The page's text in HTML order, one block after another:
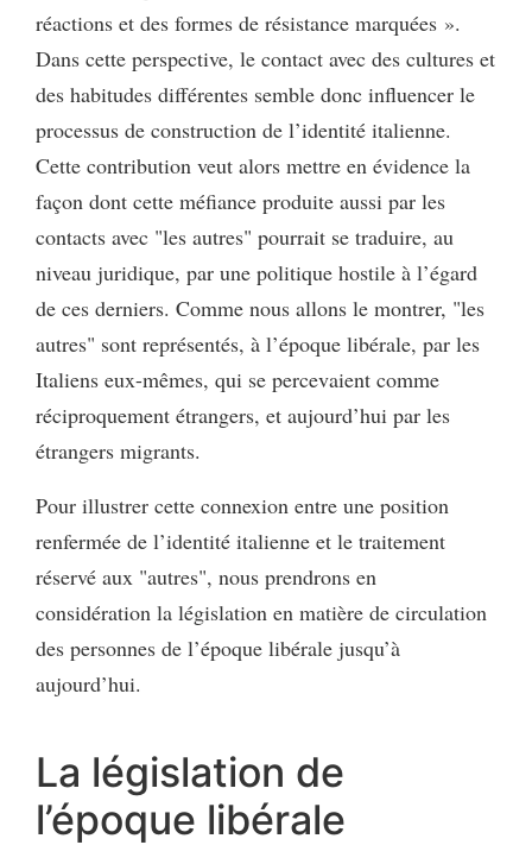
réactions et des formes de résistance marquées ».
Dans cette perspective, le contact avec des cultures et
des habitudes différentes semble donc influencer le
processus de construction de l’identité italienne.
Cette contribution veut alors mettre en évidence la
façon dont cette méfiance produite aussi par les
contacts avec "les autres" pourrait se traduire, au
niveau juridique, par une politique hostile à l’égard
de ces derniers. Comme nous allons le montrer, "les
autres" sont représentés, à l’époque libérale, par les
Italiens eux-mêmes, qui se percevaient comme
réciproquement étrangers, et aujourd’hui par les
étrangers migrants.
Pour illustrer cette connexion entre une position
renfermée de l’identité italienne et le traitement
réservé aux "autres", nous prendrons en
considération la législation en matière de circulation
des personnes de l’époque libérale jusqu’à
aujourd’hui.
La législation de
l’époque libérale